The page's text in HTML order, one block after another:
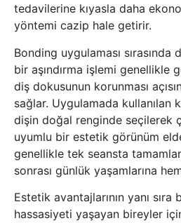
tedavilerine kıyasla daha
yöntemi cazip hale getirir.
Bonding uygulaması
bir aşındırma işlemi genellikle
diş dokusunun korunması
sağlar. Uygulamada kullanılan
dişin doğal renginde seçilerek
uyumlu bir estetik görünüm
genellikle tek seansta
sonrası günlük yaşamlarına
Estetik avantajlarının yanı sıra
hassasiyeti yaşayan bireyler